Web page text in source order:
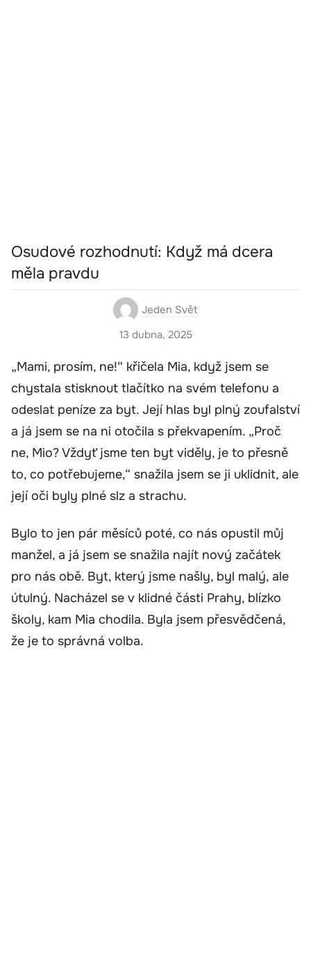
Osudové rozhodnutí: Když má dcera
měla pravdu
Jeden Svět
13 dubna, 2025
„Mami, prosím, ne!“ křičela Mia, když jsem se
chystala stisknout tlačítko na svém telefonu a
odeslat peníze za byt. Její hlas byl plný zoufalství
a já jsem se na ni otočila s překvapením. „Proč
ne, Mio? Vždyť jsme ten byt viděly, je to přesně
to, co potřebujeme,“ snažila jsem se ji uklidnit, ale
její oči byly plné slz a strachu.
Bylo to jen pár měsíců poté, co nás opustil můj
manžel, a já jsem se snažila najít nový začátek
pro nás obě. Byt, který jsme našly, byl malý, ale
útulný. Nacházel se v klidné části Prahy, blízko
školy, kam Mia chodila. Byla jsem přesvědčená,
že je to správná volba.